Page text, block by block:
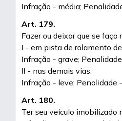
Infração - média;
Art. 179.
Fazer ou deixar que se
I - em pista de rolamento
Infração - grave;
II - nas demais vias:
Infração - leve; Penalidade
Art. 180.
Ter seu veículo